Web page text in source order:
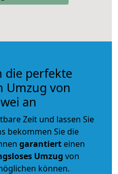
die perfekte
Umzug von
an
Zeit und lassen Sie
bekommen Sie die
garantiert einen
Umzug von
können.